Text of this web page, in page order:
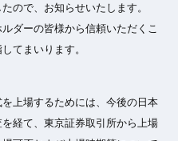
ので、お知らせいたします。
ダーの皆様から信頼いただくこ
てまいります。
上場するためには、今後の日本
経て、東京証券取引所から上場